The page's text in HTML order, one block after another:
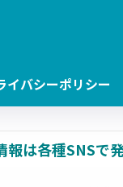
イバシーポリシー
報は各種SNSで